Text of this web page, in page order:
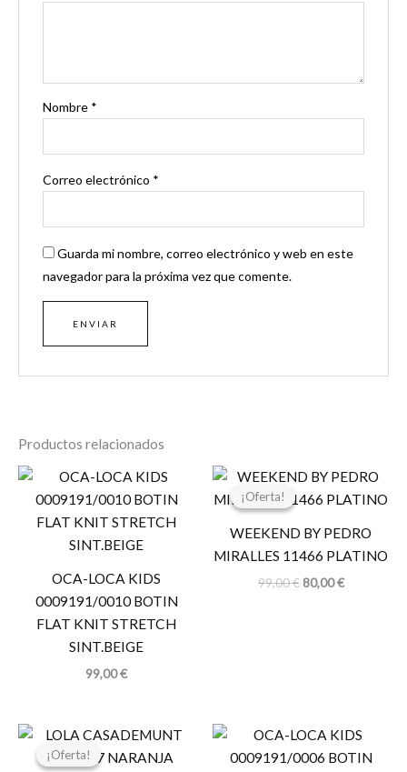
Nombre *
Correo electrónico *
Guarda mi nombre, correo electrónico y web en este
navegador para la próxima vez que comente.
Productos relacionados
OCA-LOCA KIDS
0009191/0010 BOTIN
FLAT KNIT STRETCH
SINT.BEIGE
99,00€
¡Oferta!
¡Oferta!
WEEKEND BY PEDRO
MIRALLES 11466 PLATINO
99,00€
El
original
99,00 €.
80,00€
El
actual
80,00 €.
¡Oferta!
¡Oferta!
El
original
El
actual